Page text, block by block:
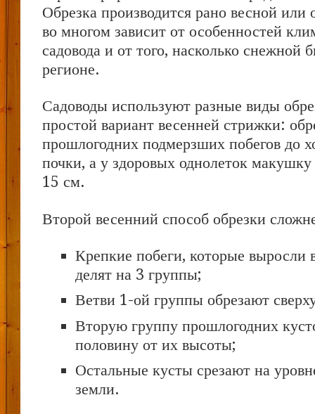
Обрезка производится рано весной
во многом зависит от особенностей
садовода и от того, насколько снежной
регионе.
Садоводы используют разные виды
простой вариант весенней стрижки:
прошлогодних подмерзших побегов до
почки, а у здоровых однолеток
15 см.
Второй весенний способ обрезки
Крепкие побеги, которые выросли
делят на 3 группы;
Ветви 1-ой группы обрезают
Вторую группу прошлогодних
половину от их высоты;
Остальные кусты срезают на
земли.